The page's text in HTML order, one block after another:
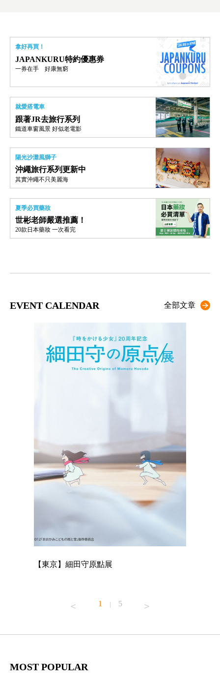
拿好再買！
JAPANKURU特約優惠券
一券在手 好康無窮
就愛搭電車
跟著JR去旅行系列
鐵道車窗風景 好似老電影
陽光沙灘風獅子
沖繩旅行系列更新中
其實沖繩不只美麗海
夏季必買藥妝
世彬老師嚴選推薦！
20款日本藥妝 一次看完
EVENT CALENDAR 全部文章
【東京】細田守原點展
1 | 5
MOST POPULAR